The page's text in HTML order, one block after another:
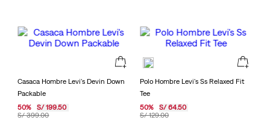
Casaca Hombre Levi's Devin Down
Packable
S/ 399.00
50% S/ 199.50
Polo Hombre Levi's Ss Relaxed Fit
Tee
S/ 129.00
50% S/ 64.50